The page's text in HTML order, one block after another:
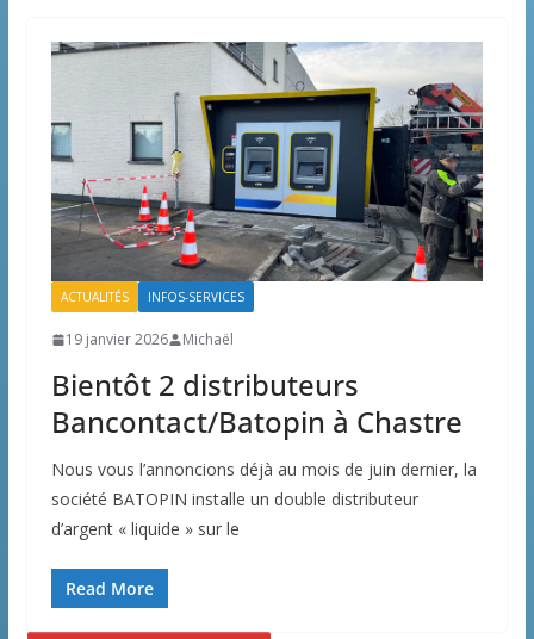
ACTUALITÉS INFOS-SERVICES
19 janvier 2026 Michaël
Bientôt 2 distributeurs
Bancontact/Batopin à Chastre
Nous vous l’annoncions déjà au mois de juin dernier, la
société BATOPIN installe un double distributeur
d’argent « liquide » sur le
Read More